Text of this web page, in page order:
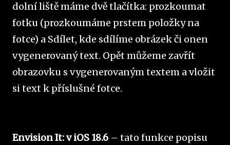
dolní liště máme dvě tlačítka: prozkoumat
fotku (prozkoumáme prstem položky na
fotce) a Sdílet, kde sdílíme obrázek či onen
vygenerovaný text. Opět můžeme zavřít
obrazovku s vygenerovaným textem a vložit
si text k příslušné fotce.
Envision It: v iOS 18.6 – tato funkce popisu